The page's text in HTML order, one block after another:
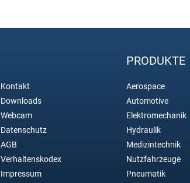
Kontakt
Downloads
Webcam
Datenschutz
AGB
Verhaltenskodex
Impressum
PRODUKTE
Aerospace
Automotive
Elektromechanik
Hydraulik
Medizintechnik
Nutzfahrzeuge
Pneumatik